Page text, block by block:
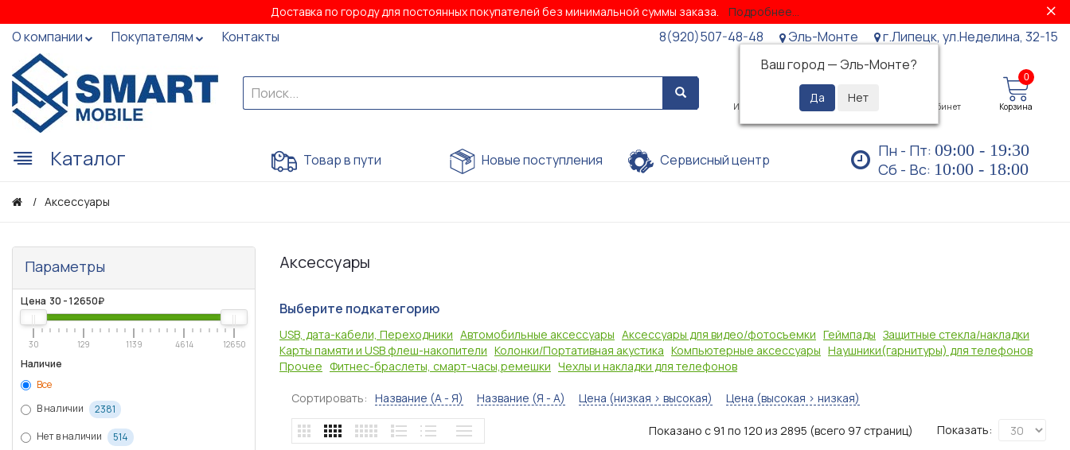
Доставка по городу для постоянных покупателей без минимальной суммы заказа. Подробнее...
О компании Покупателям Контакты 8(920)507-48-48
Эль-Монте
Ваш город — Эль-Монте?
г.Липецк, ул.Неделина, 32-15
Избранное Просмотренные Личный кабинет
0
Корзина
Каталог Товар в пути Новые поступления Сервисный центр Пн - Пт: 09:00 - 19:30
Сб - Вс: 10:00 - 18:00
Аксессуары
Параметры
Цена 30 -12650₽
30 129 1139 4614 12650
Наличие
Все
В наличии
2381
Нет в наличии 514
Аксессуары
Выберите подкатегорию
USB, дата-кабели, Переходники Автомобильные аксессуары Аксессуары для видео/фотосъемки Геймпады Защитные стекла/накладки
Карты памяти и USB флеш-накопители Колонки/Портативная акустика Компьютерные аксессуары Наушники(гарнитуры) для телефонов
Прочее Фитнес-браслеты, смарт-часы,ремешки Чехлы и накладки для телефонов
Сортировать: Название (А - Я) Название (Я - А) Цена (низкая > высокая) Цена (высокая > низкая)
Показать:
Показано с 91 по 120 из 2895 (всего 97 страниц)